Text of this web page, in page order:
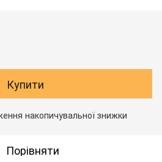
Купити
накопичувальної знижки
Порівняти